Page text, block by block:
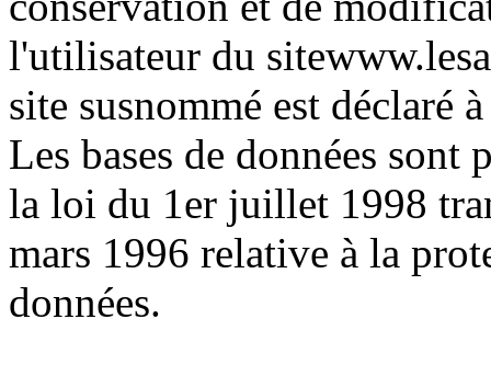
l'utilisateur du
site susnommé est déclaré
Les bases de données sont
la loi du 1er juillet 1998
mars 1996 relative à la
données.